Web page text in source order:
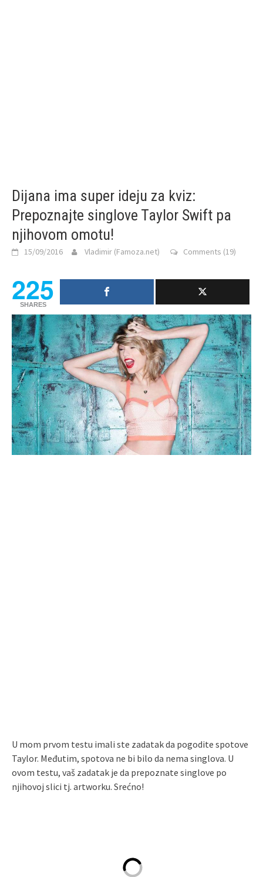
Dijana ima super ideju za kviz:
Prepoznajte singlove Taylor Swift pa
njihovom omotu!
15/09/2016 Vladimir (Famoza.net) Comments (19)
225
SHARES
U mom prvom testu imali ste zadatak da pogodite spotove
Taylor. Međutim, spotova ne bi bilo da nema singlova. U
ovom testu, vaš zadatak je da prepoznate singlove po
njihovoj slici tj. artworku. Srećno!